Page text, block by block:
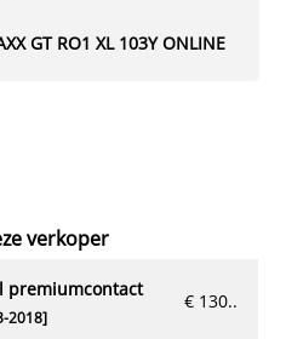
GT RO1 XL 103Y ONLINE
verkoper
€ 130..
2018]